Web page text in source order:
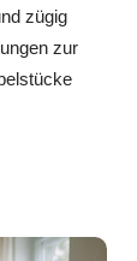
zügig
zur